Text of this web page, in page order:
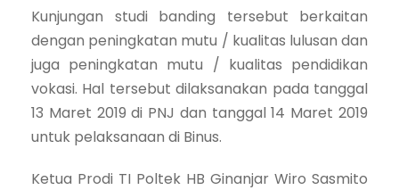
Kunjungan studi banding tersebut berkaitan
dengan peningkatan mutu / kualitas lulusan dan
juga peningkatan mutu / kualitas pendidikan
vokasi. Hal tersebut dilaksanakan pada tanggal
13 Maret 2019 di PNJ dan tanggal 14 Maret 2019
untuk pelaksanaan di Binus.
Ketua Prodi TI Poltek HB Ginanjar Wiro Sasmito